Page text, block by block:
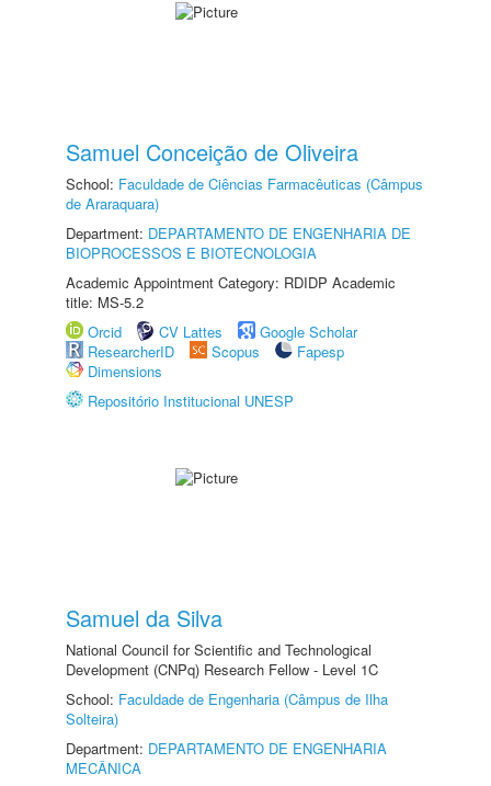
Samuel Conceição de Oliveira
School: Faculdade de Ciências Farmacêuticas (Câmpus
de Araraquara)
Department: DEPARTAMENTO DE ENGENHARIA DE
BIOPROCESSOS E BIOTECNOLOGIA
Academic Appointment Category: RDIDP Academic
title: MS-5.2
Orcid
CV Lattes
Google Scholar
ResearcherID
Scopus
Fapesp
Dimensions
Repositório Institucional UNESP
Samuel da Silva
National Council for Scientific and Technological
Development (CNPq) Research Fellow - Level 1C
School: Faculdade de Engenharia (Câmpus de Ilha
Solteira)
Department: DEPARTAMENTO DE ENGENHARIA
MECÂNICA